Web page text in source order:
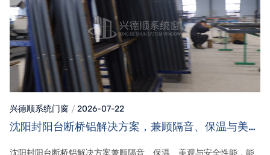
兴德顺系统门窗 2026-07-22
沈阳封阳台断桥铝解决方案，兼顾隔音、保温与美观